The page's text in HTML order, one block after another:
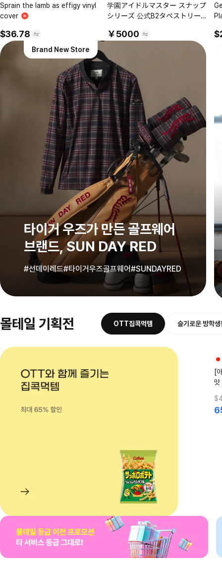
Sprain the lamb as effigy vinyl
cover
$36.78
学園アイドルマスター スナップ
シリーズ 公式B2タペストリー
￥5000
Brand New Store
타이거 우즈가 만든 골프웨어
브랜드, SUN DAY RED
#선데이레드#타이거우즈골프웨어#SUNDAYRED
몰테일 기획전 OTT집콕먹템 슬기로운 방학생
[